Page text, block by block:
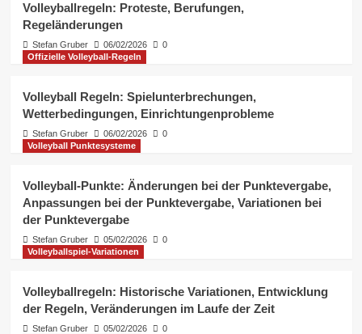
Volleyball-Punkte: Tiebreaker-
Punkte, Überstunden-Punkte,
Offizielle Volleyball-Regeln
Offizielle Volleyball-Regeln
Spielunterbrechungen,
Wetterbedingungen,
Volleyball Punktesysteme
Volleyball-Punkte: Änderungen bei
der Punktevergabe, Anpassungen
Volleyballregeln: Proteste, Berufungen,
Regeländerungen
Stefan Gruber 06/02/2026
0
Offizielle Volleyball-Regeln
Volleyball Regeln: Spielunterbrechungen,
Wetterbedingungen, Einrichtungenprobleme
Stefan Gruber 06/02/2026
0
Volleyball Punktesysteme
Volleyball-Punkte: Änderungen bei der Punktevergabe,
Anpassungen bei der Punktevergabe, Variationen bei
der Punktevergabe
Stefan Gruber 05/02/2026
0
Volleyballspiel-Variationen
Volleyballregeln: Historische Variationen, Entwicklung
der Regeln, Veränderungen im Laufe der Zeit
Stefan Gruber 05/02/2026
0